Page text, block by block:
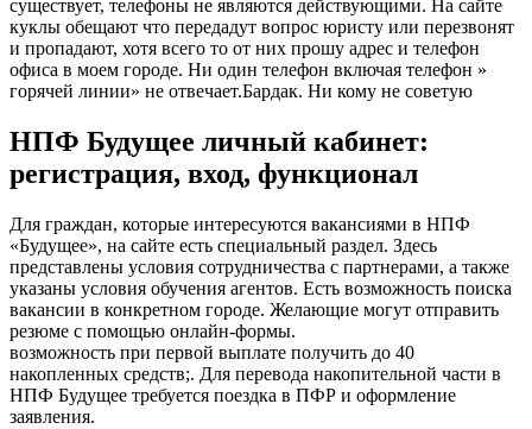
существует, телефоны не являются действующими. На сайте
куклы обещают что передадут вопрос юристу или перезвонят
и пропадают, хотя всего то от них прошу адрес и телефон
офиса в моем городе. Ни один телефон включая телефон »
горячей линии» не отвечает.Бардак. Ни кому не советую
НПФ Будущее личный кабинет:
регистрация, вход, функционал
Для граждан, которые интересуются вакансиями в НПФ
«Будущее», на сайте есть специальный раздел. Здесь
представлены условия сотрудничества с партнерами, а также
указаны условия обучения агентов. Есть возможность поиска
вакансии в конкретном городе. Желающие могут отправить
резюме с помощью онлайн-формы.
возможность при первой выплате получить до 40
накопленных средств;. Для перевода накопительной части в
НПФ Будущее требуется поездка в ПФР и оформление
заявления.